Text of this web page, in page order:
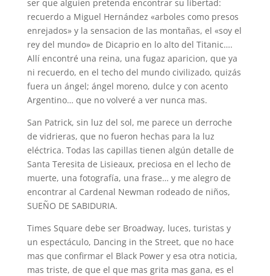
ser que alguien pretenda encontrar su libertad:
recuerdo a Miguel Hernández «arboles como presos
enrejados» y la sensacion de las montañas, el «soy el
rey del mundo» de Dicaprio en lo alto del Titanic….
Allí encontré una reina, una fugaz aparicion, que ya
ni recuerdo, en el techo del mundo civilizado, quizás
fuera un ángel; ángel moreno, dulce y con acento
Argentino… que no volveré a ver nunca mas.
San Patrick, sin luz del sol, me parece un derroche
de vidrieras, que no fueron hechas para la luz
eléctrica. Todas las capillas tienen algún detalle de
Santa Teresita de Lisieaux, preciosa en el lecho de
muerte, una fotografía, una frase… y me alegro de
encontrar al Cardenal Newman rodeado de niños,
SUEÑO DE SABIDURIA.
Times Square debe ser Broadway, luces, turistas y
un espectáculo, Dancing in the Street, que no hace
mas que confirmar el Black Power y esa otra noticia,
mas triste, de que el que mas grita mas gana, es el